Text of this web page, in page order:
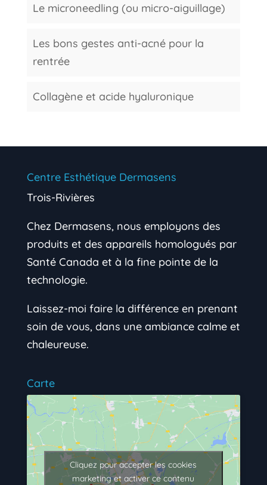
Le microneedling (ou micro-aiguillage)
Les bons gestes anti-acné pour la
rentrée
Collagène et acide hyaluronique
Centre Esthétique Dermasens
Trois-Rivières
Chez Dermasens, nous employons des
produits et des appareils homologués par
Santé Canada et à la fine pointe de la
technologie.
Laissez-moi faire la différence en prenant
soin de vous, dans une ambiance calme et
chaleureuse.
Carte
Cliquez pour accepter les cookies
marketing et activer ce contenu